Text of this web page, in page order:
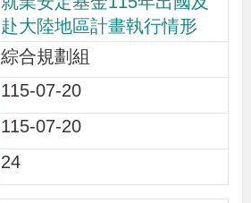
赴大陸地區計畫執行情形
綜合規劃組
115-07-20
115-07-20
24